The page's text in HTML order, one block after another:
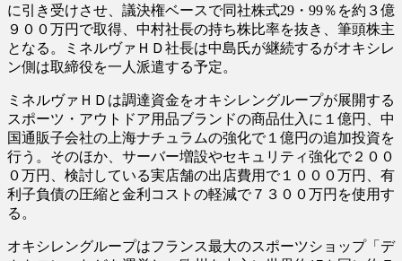
に引き受けさせ、議決権ベースで同社株式29・99％を約３億
９００万円で取得、中村社長の持ち株比率を抜き、筆頭株主
となる。ミネルヴァＨＤ社長は中島氏が継続するがオキシレ
ン側は取締役を一人派遣する予定。
ミネルヴァＨＤは調達資金をオキシレングループが展開する
スポーツ・アウトドア用品ブランドの商品仕入に１億円、中
国通販子会社の上海ナチュラムの強化で１億円の追加投資を
行う。そのほか、サーバー増設やセキュリティ強化で２００
０万円、検討している実店舗の出店費用で１０００万円、有
利子負債の圧縮と金利コストの軽減で７３００万円を使用す
る。
オキシレングループはフランス最大のスポーツショップ「デ